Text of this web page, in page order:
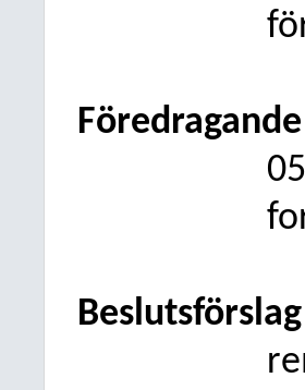
Föredragande
Beslutsförslag